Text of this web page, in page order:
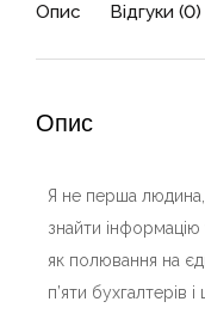
Опис Відгуки (0)
Опис
Я не перша людина,
знайти
як полювання на
п’яти бухгалтерів